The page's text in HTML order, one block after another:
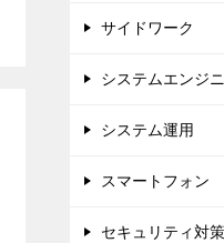
サイドワーク
システムエンジ
システム運用
スマートフォン
セキュリティ対策